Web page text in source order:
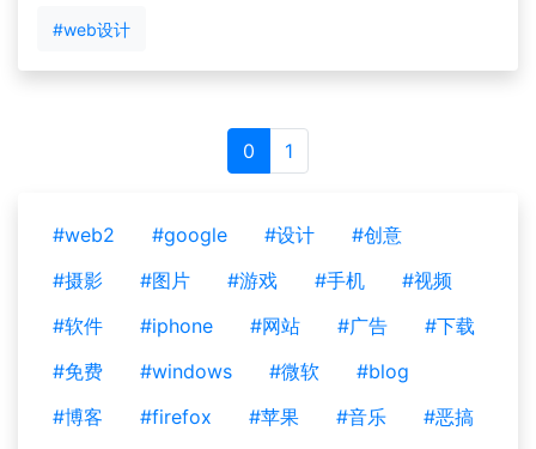
#web设计
0 1
#web2 #google #设计
#创意
#摄影
#图片 #游戏 #手机
#视频
#软件
#iphone #网站 #广告
#下载
#免费
#windows #微软
#blog
#博客
#firefox #苹果 #音乐
#恶搞